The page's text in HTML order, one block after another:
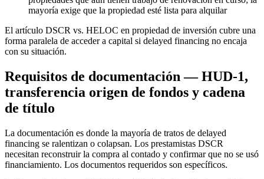
mayoría exige que la propiedad esté lista para alquilar
El artículo DSCR vs. HELOC en propiedad de inversión cubre una
forma paralela de acceder a capital si delayed financing no encaja
con su situación.
Requisitos de documentación — HUD-1,
transferencia origen de fondos y cadena
de título
La documentación es donde la mayoría de tratos de delayed
financing se ralentizan o colapsan. Los prestamistas DSCR
necesitan reconstruir la compra al contado y confirmar que no se usó
financiamiento. Los documentos requeridos son específicos.